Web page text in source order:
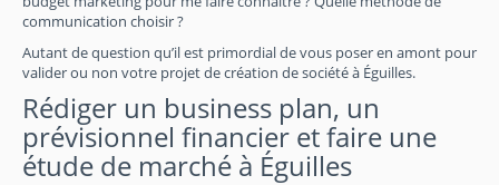
communication choisir ?
Autant de question qu’il est primordial de vous poser en amont pour
valider ou non votre projet de création de société à Éguilles.
Rédiger un business plan, un
prévisionnel financier et faire une
étude de marché à Éguilles